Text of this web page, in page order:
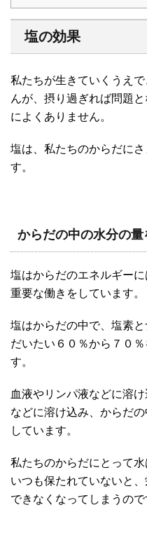
塩の効果
私たちが生きていくうえ
んが、摂り過ぎれば問題
によくありません。
塩は、私たちのからだに
す。
からだの中の水分の量
塩はからだのエネルギー
重要な働きをしています。
塩はからだの中で、塩素
だいたい６０％から７０
す。
血液やリンパ液などに溶
などに溶け込み、からだ
しています。
私たちのからだにとって
いつも保たれていないと
できなくなってしまうので